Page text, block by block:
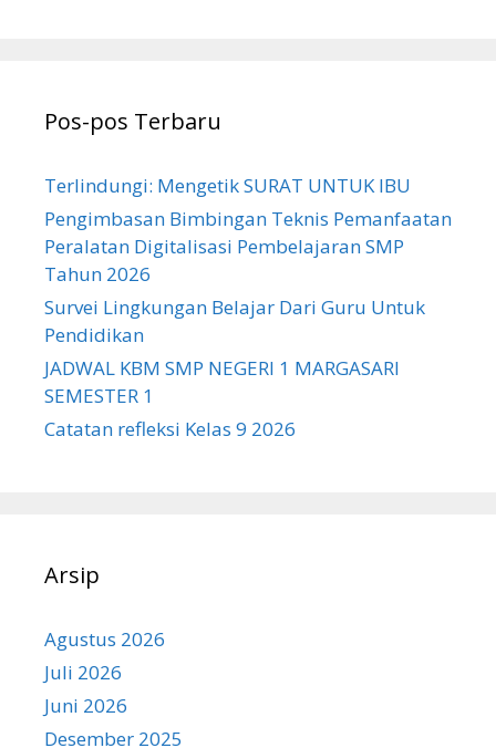
Pos-pos Terbaru
Terlindungi: Mengetik SURAT UNTUK IBU
Pengimbasan Bimbingan Teknis Pemanfaatan
Peralatan Digitalisasi Pembelajaran SMP
Tahun 2026
Survei Lingkungan Belajar Dari Guru Untuk
Pendidikan
JADWAL KBM SMP NEGERI 1 MARGASARI
SEMESTER 1
Catatan refleksi Kelas 9 2026
Arsip
Agustus 2026
Juli 2026
Juni 2026
Desember 2025